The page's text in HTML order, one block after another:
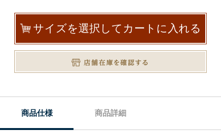
サイズを選択してカートに入れる
商品仕様 商品詳細